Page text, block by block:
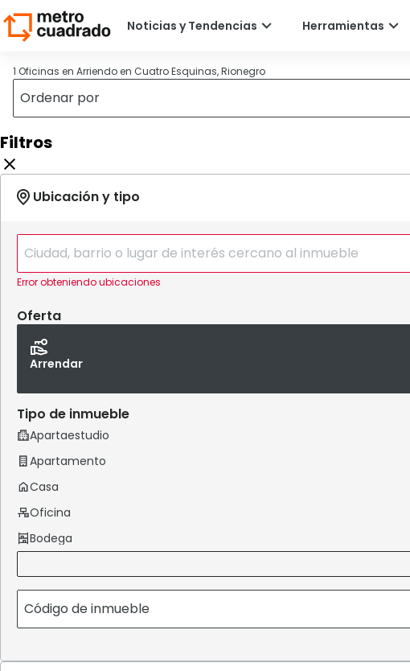
1 Oficinas en Arriendo en Cuatro Esquinas, Rionegro
Filtros
Error obteniendo ubicaciones
Oferta
Arrendar
Tipo de inmueble